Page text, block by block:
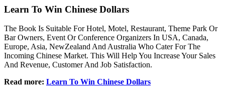
Learn To Win Chinese Dollars
The Book Is Suitable For Hotel, Motel, Restaurant, Theme Park Or
Bar Owners, Event Or Conference Organizers In USA, Canada,
Europe, Asia, NewZealand And Australia Who Cater For The
Incoming Chinese Market. This Will Help You Increase Your Sales
And Revenue, Customer And Job Satisfaction.
Read more: Learn To Win Chinese Dollars